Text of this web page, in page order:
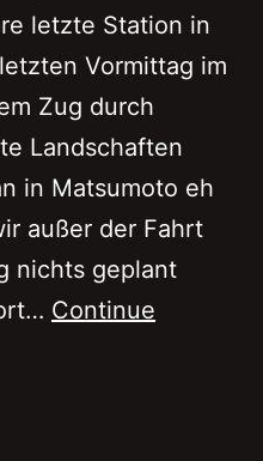
letzte Station in
Vormittag im
Zug durch
Landschaften
in Matsumoto eh
außer der Fahrt
nichts geplant
Continue